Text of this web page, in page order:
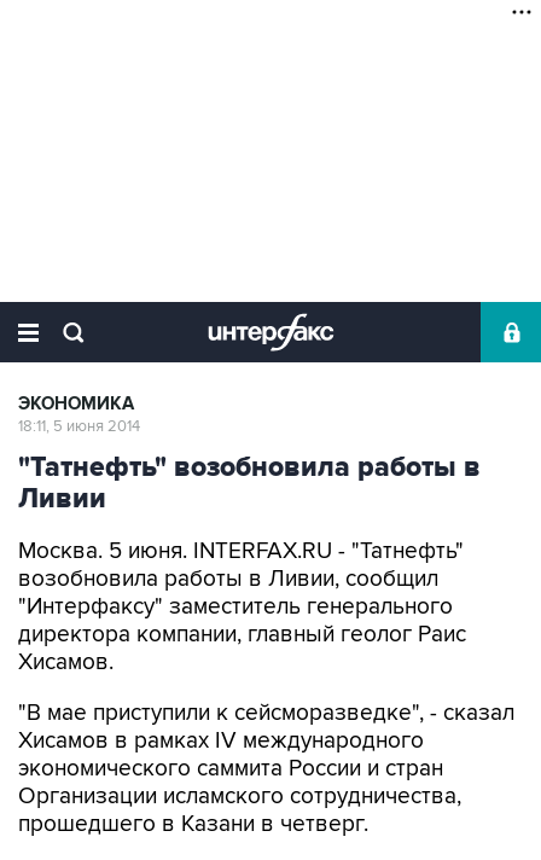
ЭКОНОМИКА
18:11, 5 июня 2014
"Татнефть" возобновила работы в
Ливии
Москва. 5 июня. INTERFAX.RU - "Татнефть"
возобновила работы в Ливии, сообщил
"Интерфаксу" заместитель генерального
директора компании, главный геолог Раис
Хисамов.
"В мае приступили к сейсморазведке", - сказал
Хисамов в рамках IV международного
экономического саммита России и стран
Организации исламского сотрудничества,
прошедшего в Казани в четверг.